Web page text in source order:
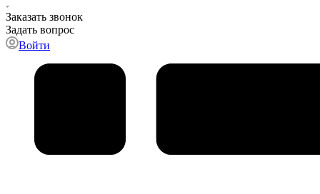
Заказать звонок
Задать вопрос
Войти